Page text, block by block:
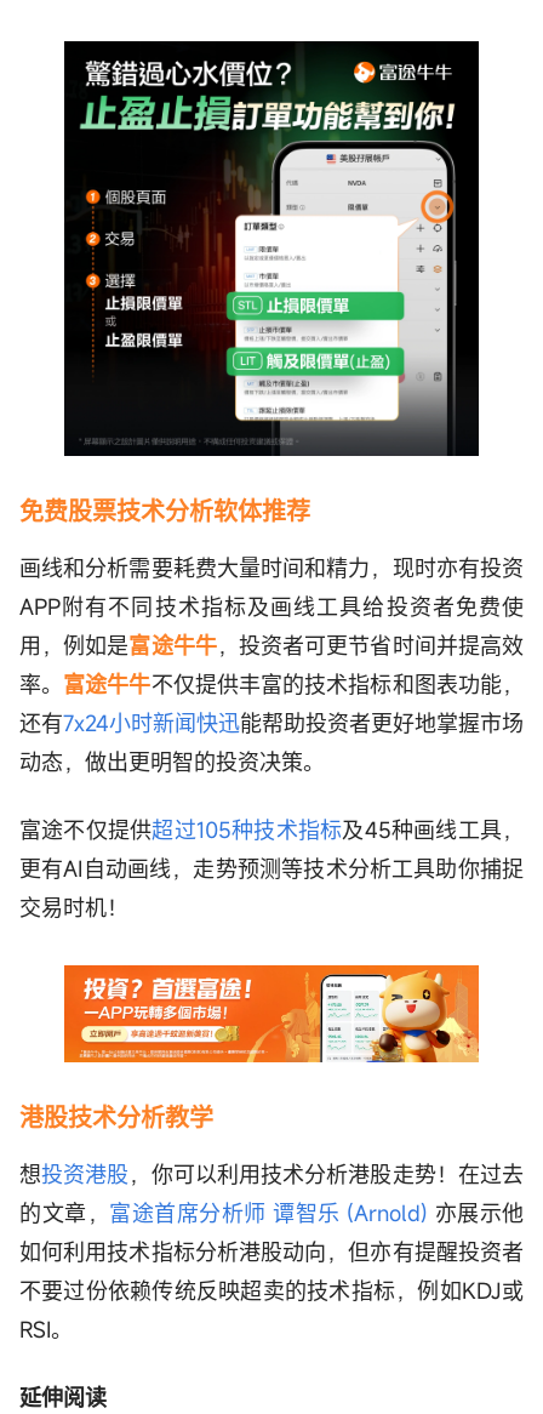
免费股票技术分析软体推荐
画线和分析需要耗费大量时间和精力，现时亦有投资
APP附有不同技术指标及画线工具给投资者免费使
用，例如是富途牛牛，投资者可更节省时间并提高效
率。 富途牛牛不仅提供丰富的技术指标和图表功能，
还有7x24小时新闻快迅能帮助投资者更好地掌握市场
动态，做出更明智的投资决策。
富途不仅提供超过105种技术指标及45种画线工具，
更有AI自动画线，走势预测等技术分析工具助你捕捉
交易时机！
港股技术分析教学
想投资港股，你可以利用技术分析港股走势！在过去
的文章， 富途首席分析师 谭智乐 (Arnold) 亦展示他
如何利用技术指标分析港股动向，但亦有提醒投资者
不要过份依赖传统反映超卖的技术指标，例如KDJ或
RSI。
延伸阅读